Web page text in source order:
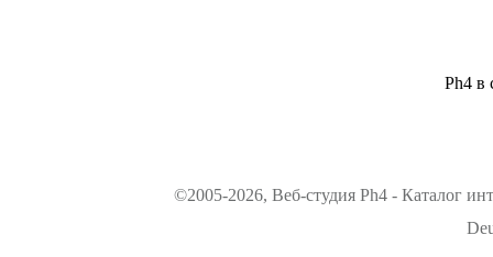
Ph4 в
©2005-2026, Веб-студия Ph4 - Каталог